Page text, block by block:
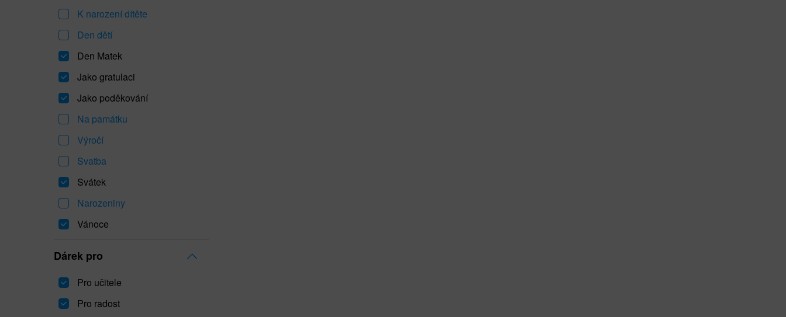
K narození dítěte
Den dětí
Den Matek
Jako gratulaci
Jako poděkování
Na památku
Výročí
Svatba
Svátek
Narozeniny
Vánoce
Dárek pro
Pro učitele
Pro radost